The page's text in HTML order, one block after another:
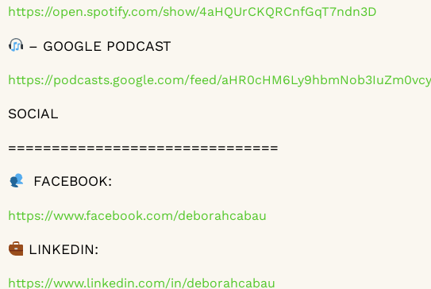
https://open.spotify.com/show/4aHQUrCKQRCnfGqT7ndn3D
– GOOGLE PODCAST
https://podcasts.google.com/feed/
SOCIAL
===============================
FACEBOOK:
https://www.facebook.com/deborahcabau
LINKEDIN:
https://www.linkedin.com/in/deborahcabau